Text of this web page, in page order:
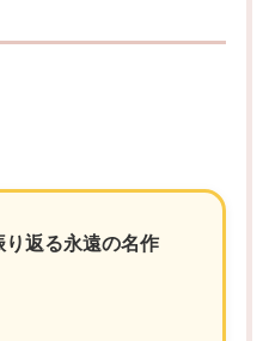
り返る永遠の名作